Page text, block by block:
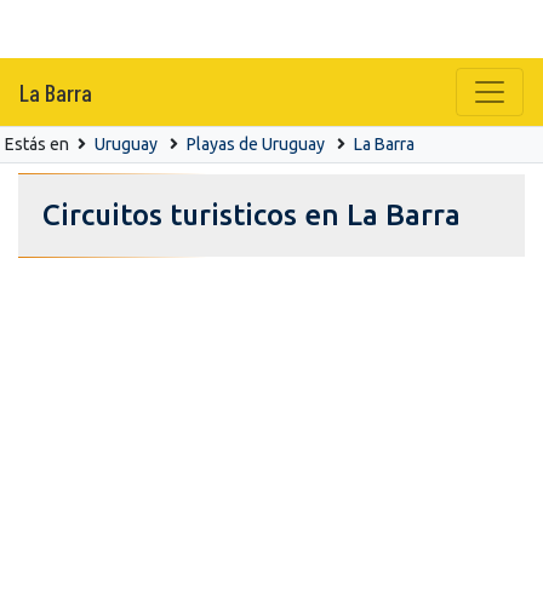
La Barra
Estás en Uruguay Playas de Uruguay La Barra
Circuitos turisticos en La Barra